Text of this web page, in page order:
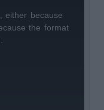
either because
the format